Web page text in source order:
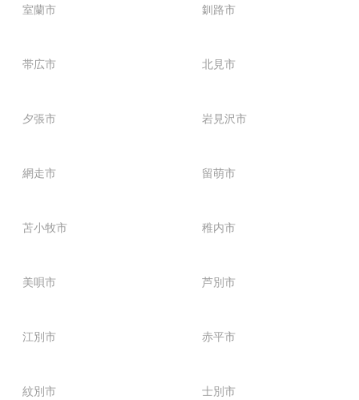
室蘭市 釧路市
帯広市 北見市
夕張市 岩見沢市
網走市 留萌市
苫小牧市 稚内市
美唄市 芦別市
江別市 赤平市
紋別市 士別市